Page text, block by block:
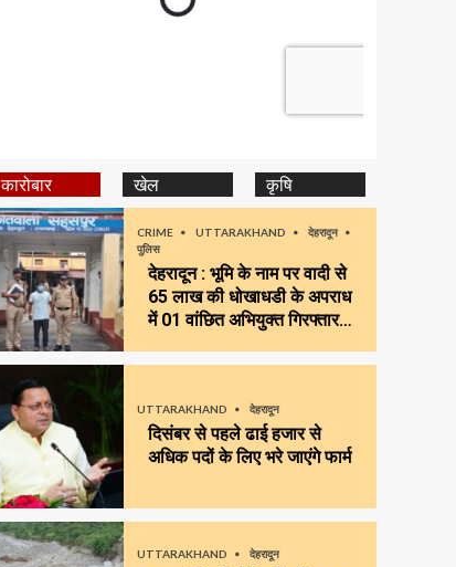
कारोबार खेल कृषि
CRIME UTTARAKHAND
देहरादून
पुलिस
देहरादून : भूमि के नाम पर वादी से
65 लाख की धोखाधडी के अपराध
में 01 वांछित अभियुक्त गिरफ्तार…
UTTARAKHAND देहरादून
दिसंबर से पहले ढाई हजार से
अधिक पदों के लिए भरे जाएंगे फार्म
UTTARAKHAND देहरादून